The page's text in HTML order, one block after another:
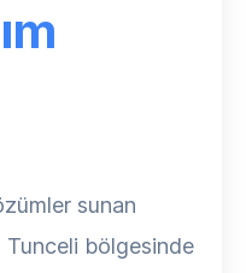
sunan
bölgesinde